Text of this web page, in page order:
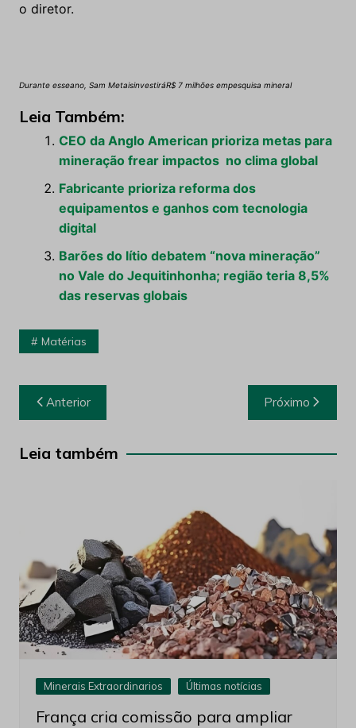
o diretor.
Durante esseano, Sam MetaisinvestiráR$ 7 milhões empesquisa mineral
Leia Também:
CEO da Anglo American prioriza metas para
mineração frear impactos no clima global
Fabricante prioriza reforma dos
equipamentos e ganhos com tecnologia
digital
Barões do lítio debatem “nova mineração”
no Vale do Jequitinhonha; região teria 8,5%
das reservas globais
Matérias
Navegação
de
Post
Anterior Próximo
Leia também
Minerais Extraordinarios Últimas notícias
França cria comissão para ampliar